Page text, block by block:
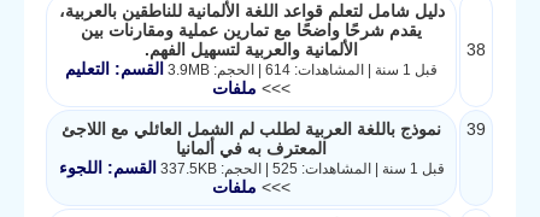
38
دليل شامل لتعلم قواعد اللغة الألمانية للناطقين بالعربية،
يقدم شرحًا واضحًا مع تمارين عملية ومقارنات بين
الألمانية والعربية لتسهيل الفهم.
قبل 1 سنة | المشاهدات: 614 | الحجم: 3.9MB
القسم: التعليم
>>> ملفات
39
نموذج باللغة العربية لطلب لم الشمل العائلي مع اللاجئ
المعترف به في ألمانيا
قبل 1 سنة | المشاهدات: 525 | الحجم: 337.5KB
القسم: اللجوء
>>> ملفات